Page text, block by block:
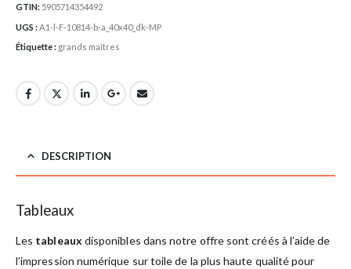
GTIN: 5905714354492
UGS : A1-l-F-10814-b-a_40x40_dk-MP
Étiquette : grands maîtres
DESCRIPTION
Tableaux
Les tableaux disponibles dans notre offre sont créés à l’aide de
l’impression numérique sur toile de la plus haute qualité pour